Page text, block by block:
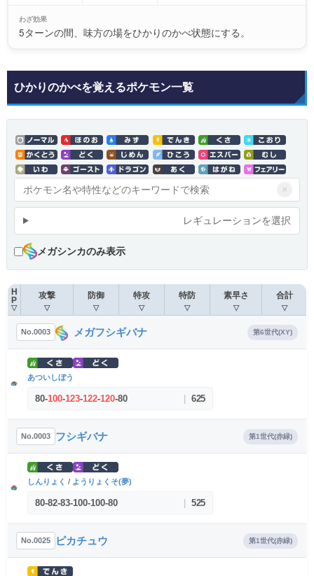
わざ効果
5ターンの間、味方の場をひかりのかべ状態にする。
ひかりのかべを覚えるポケモン一覧
×
レギュレーションを選択
メガシンカのみ表示
H
P
▽
攻撃
▽
防御
▽
特攻
▽
特防
▽
素早さ
▽
合計
▽
No.0003 メガフシギバナ 第6世代(XY)
あついしぼう
80-100-123-122-120-80 625
No.0003 フシギバナ 第1世代(赤緑)
しんりょく / ようりょくそ(夢)
80-82-83-100-100-80 525
No.0025 ピカチュウ 第1世代(赤緑)